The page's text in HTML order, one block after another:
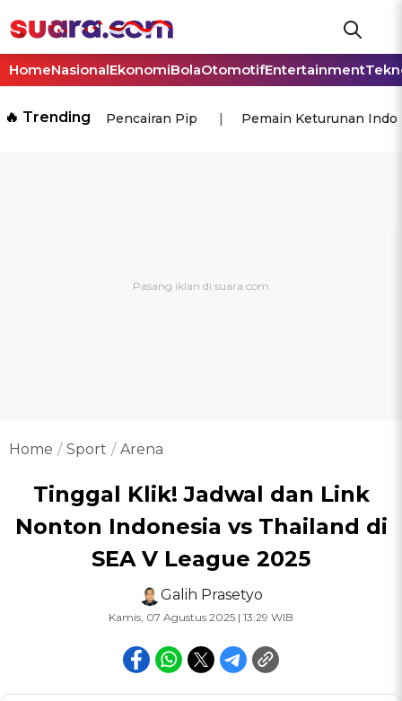
HomeNasionalEkonomiBolaOtomotifEntertainment
🔥 Trending Pencairan Pip Pemain Keturunan
Home Sport Arena
Tinggal Klik! Jadwal dan Link
Nonton Indonesia vs Thailand di
SEA V League 2025
Galih Prasetyo
Kamis, 07 Agustus 2025 | 13:29 WIB